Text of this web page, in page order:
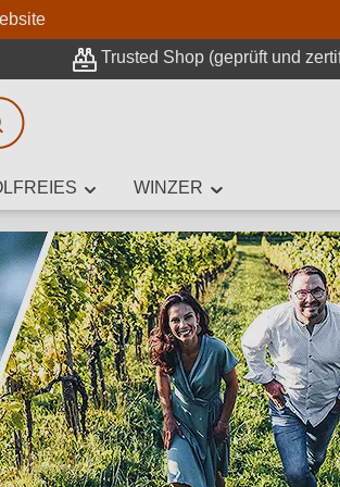
Trusted Shop (geprüft und
WINZER
Suche